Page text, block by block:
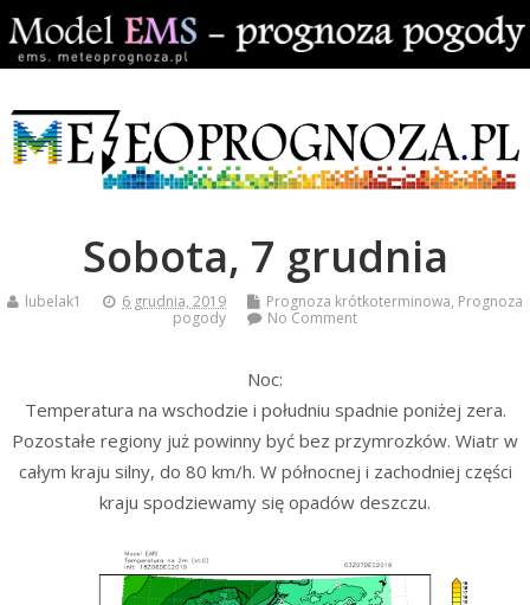
Sobota, 7 grudnia
lubelak1 6 grudnia, 2019 Prognoza krótkoterminowa, Prognoza
pogody
No Comment
Noc:
Temperatura na wschodzie i południu spadnie poniżej zera.
Pozostałe regiony już powinny być bez przymrozków. Wiatr w
całym kraju silny, do 80 km/h. W północnej i zachodniej części
kraju spodziewamy się opadów deszczu.